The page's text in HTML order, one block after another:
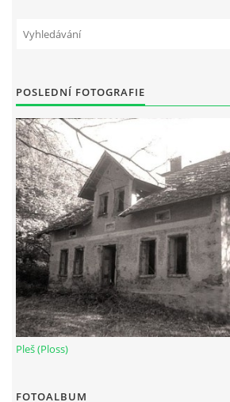
Kontakt:
tel. 773 916 275
info@domdej.cz
Tento projekt je realizován za
města Domažlice.
© 2026 eStránky.cz |Aktualizováno:
POSLEDNÍ FOTOGRAFIE
Pleš (Ploss)
FOTOALBUM